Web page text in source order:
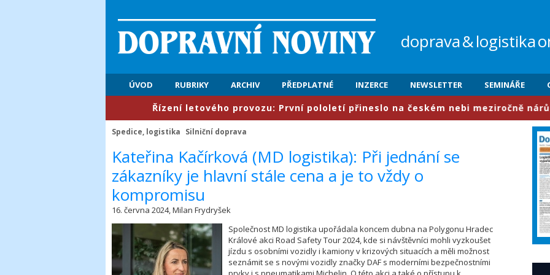
doprava&logistika
ÚVOD RUBRIKY ARCHIV PŘEDPLATNÉ INZERCE NEWSLETTER SEMINÁŘE
​Řízení letového provozu: První pololetí přineslo na českém nebi meziročně nárůst
Spedice, logistika Silniční doprava
​Kateřina Kačírková (MD logistika): Při jednání se
zákazníky je hlavní stále cena a je to vždy o
kompromisu
16. června 2024, Milan Frydryšek
Společnost MD logistika upořádala koncem dubna na Polygonu Hradec
Králové akci Road Safety Tour 2024, kde si návštěvníci mohli vyzkoušet
jízdu s osobními vozidly i kamiony v krizových situacích a měli možnost
seznámit se s novými vozidly značky DAF s moderními bezpečnostními